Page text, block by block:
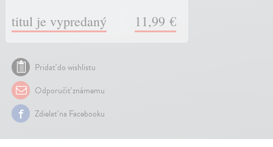
titul je vypredaný 11,99 €
Pridať do wishlistu
Odporučiť známemu
Zdielať na Facebooku